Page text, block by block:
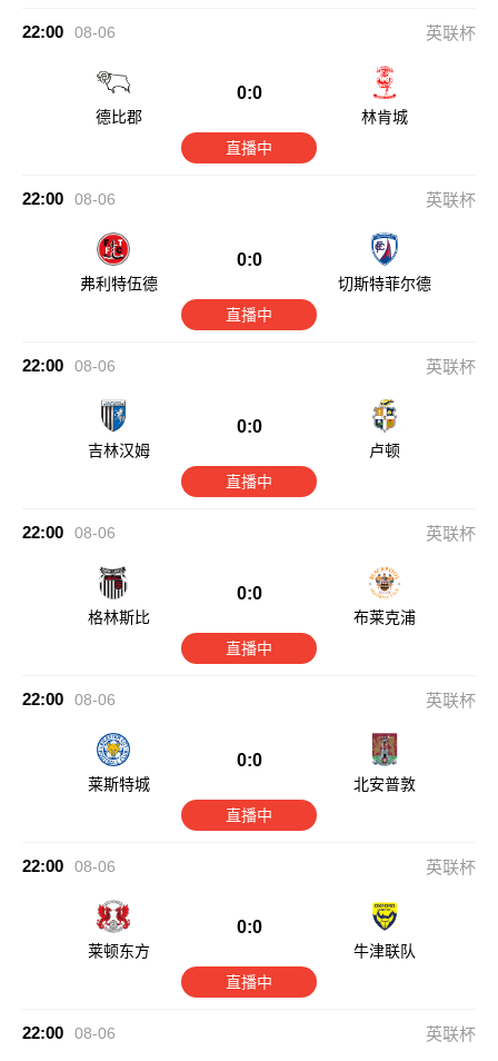
22:00 08-06 英联杯
德比郡
0:0
林肯城
直播中
22:00 08-06 英联杯
弗利特伍德
0:0
切斯特菲尔德
直播中
22:00 08-06 英联杯
吉林汉姆
0:0
卢顿
直播中
22:00 08-06 英联杯
格林斯比
0:0
布莱克浦
直播中
22:00 08-06 英联杯
莱斯特城
0:0
北安普敦
直播中
22:00 08-06 英联杯
莱顿东方
0:0
牛津联队
直播中
22:00 08-06 英联杯